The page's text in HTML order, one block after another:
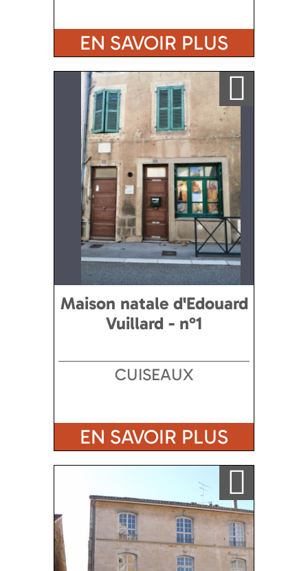
EN SAVOIR PLUS
Ajouter a ma sélection
Maison natale d'Edouard
Vuillard - n°1
CUISEAUX
EN SAVOIR PLUS
Ajouter a ma sélection